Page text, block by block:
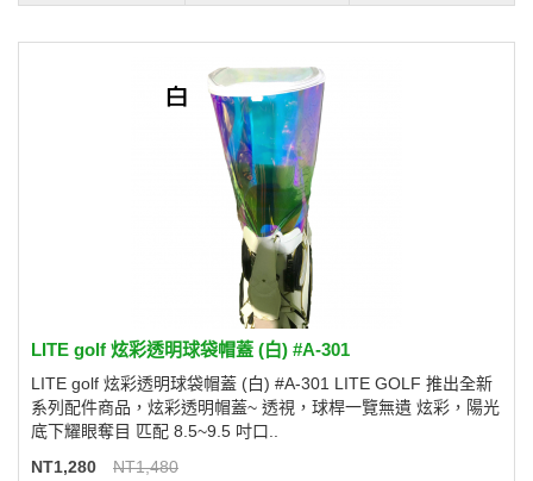
LITE golf 炫彩透明球袋帽蓋 (白) #A-301
LITE golf 炫彩透明球袋帽蓋 (白) #A-301 LITE GOLF 推出全新
系列配件商品，炫彩透明帽蓋~ 透視，球桿一覽無遺 炫彩，陽光
底下耀眼奪目 匹配 8.5~9.5 吋口..
NT1,280
NT1,480